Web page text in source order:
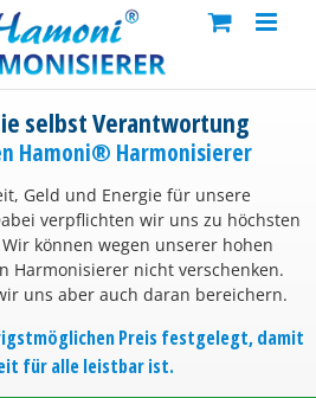
selbst Verantwortung
Hamoni® Harmonisierer
Geld und Energie für unsere
verpflichten wir uns zu höchsten
können wegen unserer hohen
Harmonisierer nicht verschenken.
uns aber auch daran bereichern.
Preis festgelegt, damit
für alle leistbar ist.